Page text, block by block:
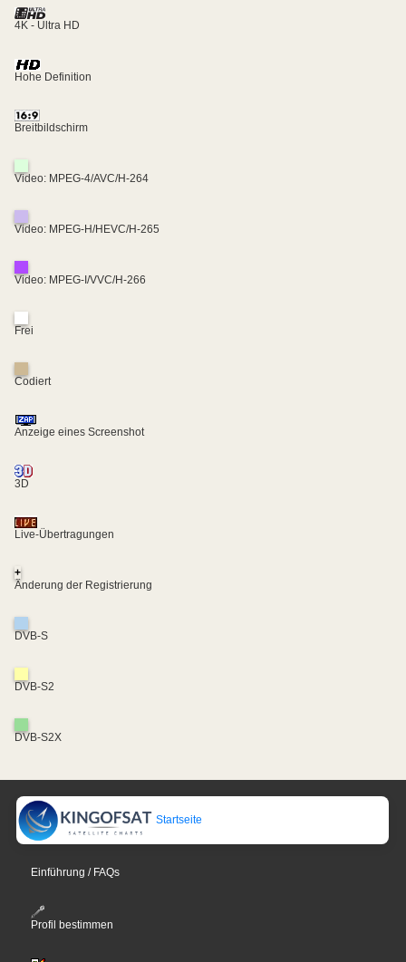
4K - Ultra HD
Hohe Definition
Breitbildschirm
Video: MPEG-4/AVC/H-264
Video: MPEG-H/HEVC/H-265
Video: MPEG-I/VVC/H-266
Frei
Codiert
Anzeige eines Screenshot
3D
Live-Übertragungen
+
Änderung der Registrierung
DVB-S
DVB-S2
DVB-S2X
Startseite
Einführung / FAQs
Profil bestimmen